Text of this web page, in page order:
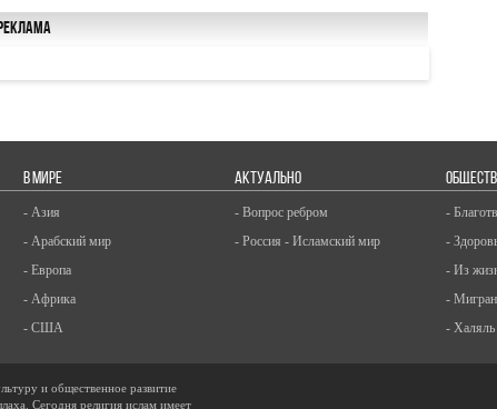
Реклама
В МИРЕ
- Азия
- Арабский мир
- Европа
- Африка
- США
АКТУАЛЬНО
- Вопрос ребром
- Россия - Исламский мир
-
-
- Из
-
- Халяль
и общественное развитие
Сегодня религия ислам имеет